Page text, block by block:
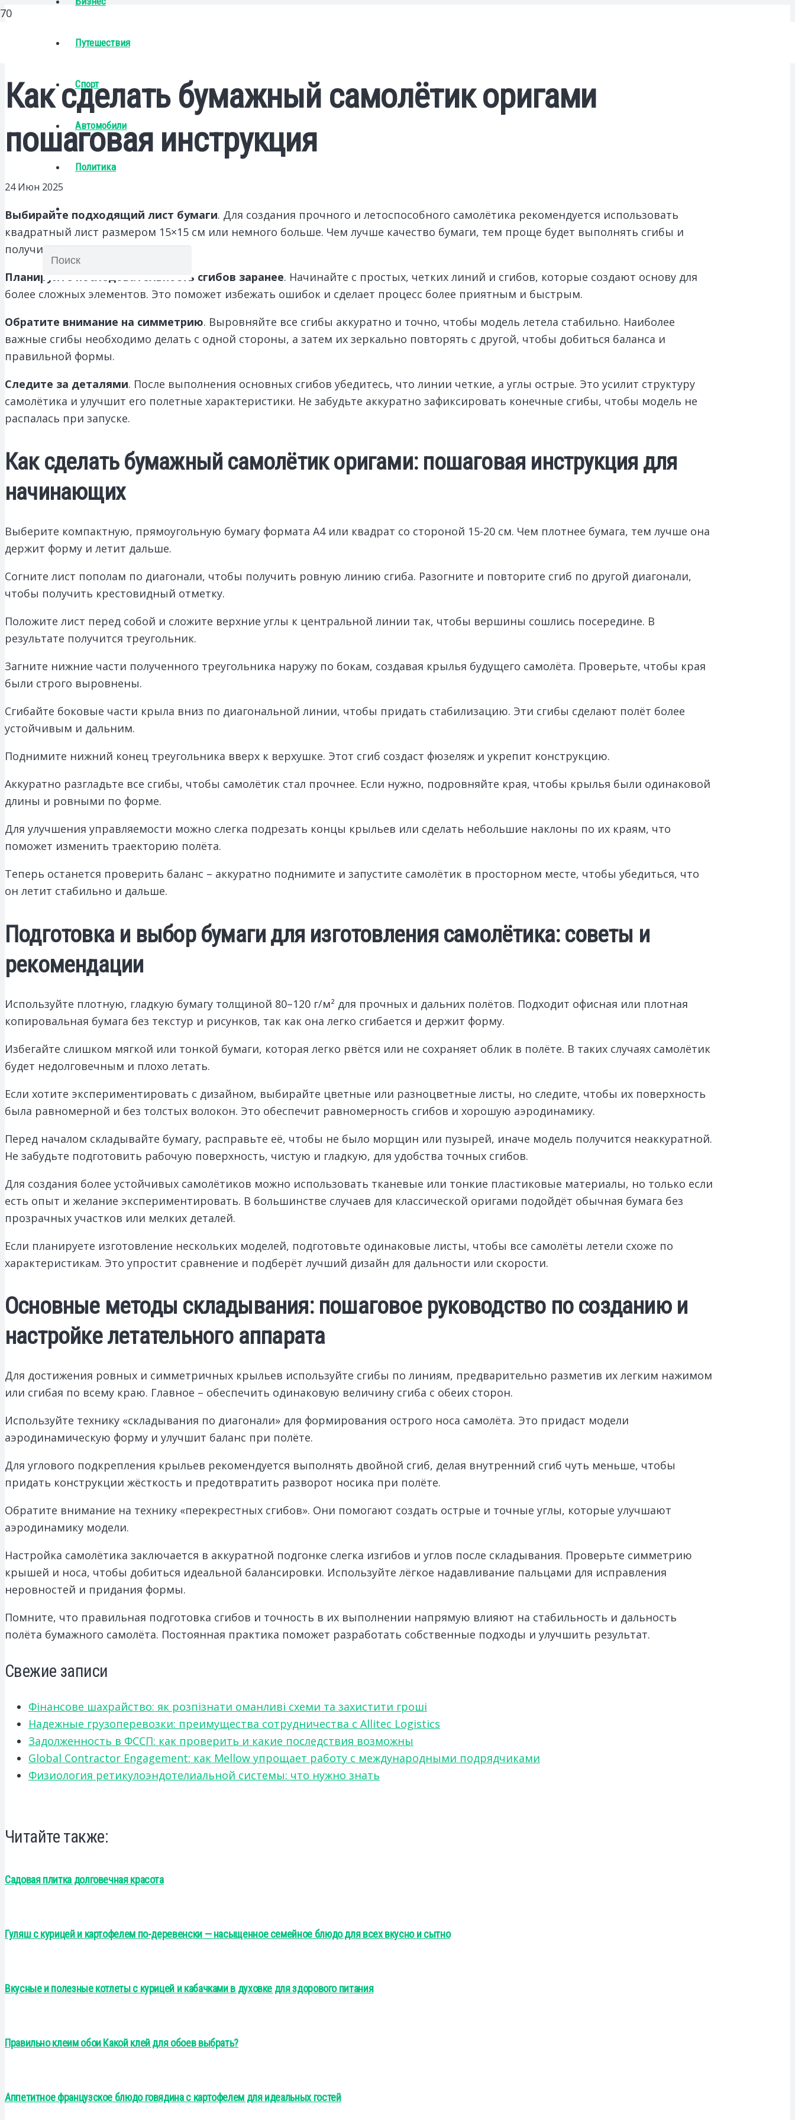
Путешествия
Спорт
Автомобили
Политика
Как сделать бумажный самолётик оригами
пошаговая инструкция
24 Июн 2025
Выбирайте подходящий лист бумаги. Для создания прочного и летоспособного самолётика рекомендуется использовать
квадратный лист размером 15×15 см или немного больше. Чем лучше качество бумаги, тем проще будет выполнять сгибы и
получитcя более стойкая модель.
Планируйте последовательность сгибов заранее. Начинайте с простых, четких линий и сгибов, которые создают основу для
более сложных элементов. Это поможет избежать ошибок и сделает процесс более приятным и быстрым.
Обратите внимание на симметрию. Выровняйте все сгибы аккуратно и точно, чтобы модель летела стабильно. Наиболее
важные сгибы необходимо делать с одной стороны, а затем их зеркально повторять с другой, чтобы добиться баланса и
правильной формы.
Следите за деталями. После выполнения основных сгибов убедитесь, что линии четкие, а углы острые. Это усилит структуру
самолётика и улучшит его полетные характеристики. Не забудьте аккуратно зафиксировать конечные сгибы, чтобы модель не
распалась при запуске.
Как сделать бумажный самолётик оригами: пошаговая инструкция для
начинающих
Выберите компактную, прямоугольную бумагу формата А4 или квадрат со стороной 15-20 см. Чем плотнее бумага, тем лучше она
держит форму и летит дальше.
Согните лист пополам по диагонали, чтобы получить ровную линию сгиба. Разогните и повторите сгиб по другой диагонали,
чтобы получить крестовидный отметку.
Положите лист перед собой и сложите верхние углы к центральной линии так, чтобы вершины сошлись посередине. В
результате получится треугольник.
Загните нижние части полученного треугольника наружу по бокам, создавая крылья будущего самолёта. Проверьте, чтобы края
были строго выровнены.
Сгибайте боковые части крыла вниз по диагональной линии, чтобы придать стабилизацию. Эти сгибы сделают полёт более
устойчивым и дальним.
Поднимите нижний конец треугольника вверх к верхушке. Этот сгиб создаст фюзеляж и укрепит конструкцию.
Аккуратно разгладьте все сгибы, чтобы самолётик стал прочнее. Если нужно, подровняйте края, чтобы крылья были одинаковой
длины и ровными по форме.
Для улучшения управляемости можно слегка подрезать концы крыльев или сделать небольшие наклоны по их краям, что
поможет изменить траекторию полёта.
Теперь останется проверить баланс – аккуратно поднимите и запустите самолётик в просторном месте, чтобы убедиться, что
он летит стабильно и дальше.
Подготовка и выбор бумаги для изготовления самолётика: советы и
рекомендации
Используйте плотную, гладкую бумагу толщиной 80–120 г/м² для прочных и дальних полётов. Подходит офисная или плотная
копировальная бумага без текстур и рисунков, так как она легко сгибается и держит форму.
Избегайте слишком мягкой или тонкой бумаги, которая легко рвётся или не сохраняет облик в полёте. В таких случаях самолётик
будет недолговечным и плохо летать.
Если хотите экспериментировать с дизайном, выбирайте цветные или разноцветные листы, но следите, чтобы их поверхность
была равномерной и без толстых волокон. Это обеспечит равномерность сгибов и хорошую аэродинамику.
Перед началом складывайте бумагу, расправьте её, чтобы не было морщин или пузырей, иначе модель получится неаккуратной.
Не забудьте подготовить рабочую поверхность, чистую и гладкую, для удобства точных сгибов.
Для создания более устойчивых самолётиков можно использовать тканевые или тонкие пластиковые материалы, но только если
есть опыт и желание экспериментировать. В большинстве случаев для классической оригами подойдёт обычная бумага без
прозрачных участков или мелких деталей.
Если планируете изготовление нескольких моделей, подготовьте одинаковые листы, чтобы все самолёты летели схоже по
характеристикам. Это упростит сравнение и подберёт лучший дизайн для дальности или скорости.
Основные методы складывания: пошаговое руководство по созданию и
настройке летательного аппарата
Для достижения ровных и симметричных крыльев используйте сгибы по линиям, предварительно разметив их легким нажимом
или сгибая по всему краю. Главное – обеспечить одинаковую величину сгиба с обеих сторон.
Используйте технику «складывания по диагонали» для формирования острого носа самолёта. Это придаст модели
аэродинамическую форму и улучшит баланс при полёте.
Для углового подкрепления крыльев рекомендуется выполнять двойной сгиб, делая внутренний сгиб чуть меньше, чтобы
придать конструкции жёсткость и предотвратить разворот носика при полёте.
Обратите внимание на технику «перекрестных сгибов». Они помогают создать острые и точные углы, которые улучшают
аэродинамику модели.
Настройка самолётика заключается в аккуратной подгонке слегка изгибов и углов после складывания. Проверьте симметрию
крышей и носа, чтобы добиться идеальной балансировки. Используйте лёгкое надавливание пальцами для исправления
неровностей и придания формы.
Помните, что правильная подготовка сгибов и точность в их выполнении напрямую влияют на стабильность и дальность
полёта бумажного самолёта. Постоянная практика поможет разработать собственные подходы и улучшить результат.
Свежие записи
Фінансове шахрайство: як розпізнати оманливі схеми та захистити гроші
Надежные грузоперевозки: преимущества сотрудничества с Allitec Logistics
Задолженность в ФССП: как проверить и какие последствия возможны
Global Contractor Engagement: как Mellow упрощает работу с международными подрядчиками
Физиология ретикулоэндотелиальной системы: что нужно знать
Читайте также:
Садовая плитка долговечная красота
Гуляш с курицей и картофелем по-деревенски — насыщенное семейное блюдо для всех вкусно и сытно
Вкусные и полезные котлеты с курицей и кабачками в духовке для здорового питания
Правильно клеим обои Какой клей для обоев выбрать?
Аппетитное французское блюдо говядина с картофелем для идеальных гостей